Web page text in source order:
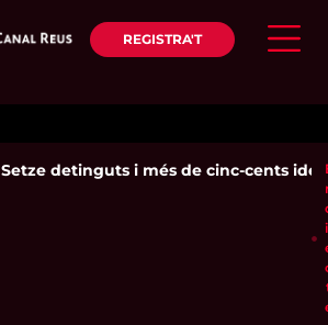
REGISTRA'T
Setze detinguts i més de cinc-cents